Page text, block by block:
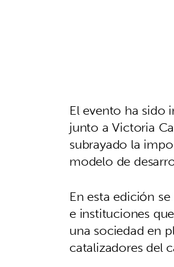
El evento ha sido
junto a Victoria
subrayado la
modelo de
En esta edición
e instituciones
una sociedad en
catalizadores del